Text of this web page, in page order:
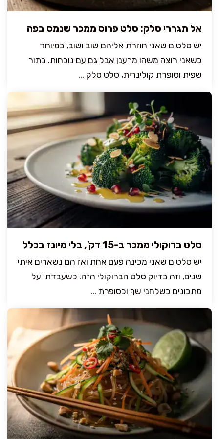
אל תגררי סלק: סלט פרוס ממכר שנמס בפה
יש סלטים שאני חוזרת אליהם שוב ושוב, במיוחד
כשאני רוצה משהו מרענן אבל גם עם נוכחות. בתור
שפית וסופרת קולינרית, סלט סלק ...
סלט ברוקולי ממכר ב-15 דק', בלי מיונז בכלל
יש סלטים שאני מכינה פעם אחת ואז הם נשארים איתי
שנים, וזה בדיוק סלט הברוקולי הזה. כשעבדתי על
מתכונים כשלחני שף וכסופרת ...